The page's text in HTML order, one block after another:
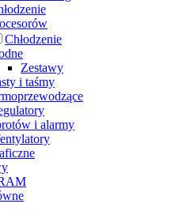
Chłodzenie
Zestawy
i taśmy
i alarmy